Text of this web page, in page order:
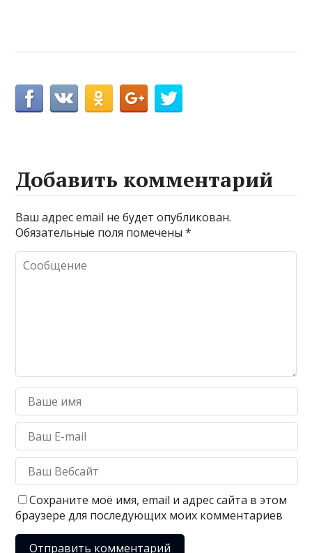
Добавить комментарий
Ваш адрес email не будет опубликован.
Обязательные поля помечены*
Сохраните моё имя, email и адрес сайта в этом
браузере для последующих моих комментариев